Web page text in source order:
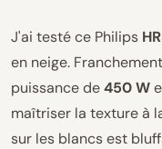
J'ai testé ce Philips
en neige.
puissance de450 W
maîtriser la texture à
sur les blancs est